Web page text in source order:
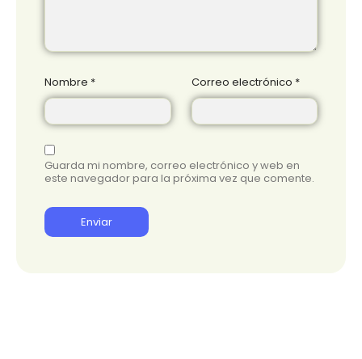
Nombre * Correo electrónico *
Guarda mi nombre, correo electrónico y web en
este navegador para la próxima vez que comente.